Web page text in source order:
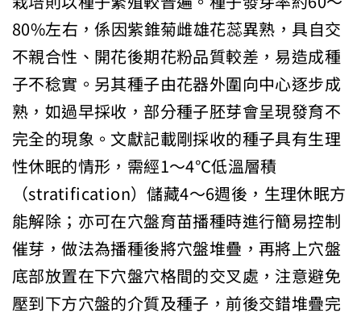
80%左右，係因紫錐菊雌雄花蕊異熟，具自交
不親合性、開花後期花粉品質較差，易造成種
子不稔實。另其種子由花器外圍向中心逐步成
熟，如過早採收，部分種子胚芽會呈現發育不
完全的現象。文獻記載剛採收的種子具有生理
性休眠的情形，需經1～4℃低溫層積
（stratification）儲藏4～6週後，生理休眠方
能解除；亦可在穴盤育苗播種時進行簡易控制
催芽，做法為播種後將穴盤堆疊，再將上穴盤
底部放置在下穴盤穴格間的交叉處，注意避免